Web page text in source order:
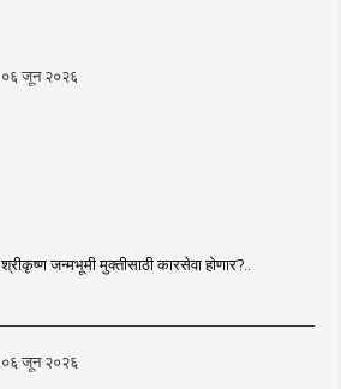
०६ जून २०२६
श्रीकृष्ण जन्मभूमी मुक्तीसाठी कारसेवा होणार?..
०६ जून २०२६